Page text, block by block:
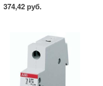
374,42 руб.